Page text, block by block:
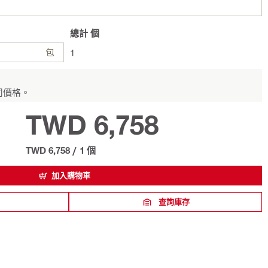
包
總計 個
1
格。
TWD 6,758
TWD 6,758 / 1 個
加入購物車
查詢庫存